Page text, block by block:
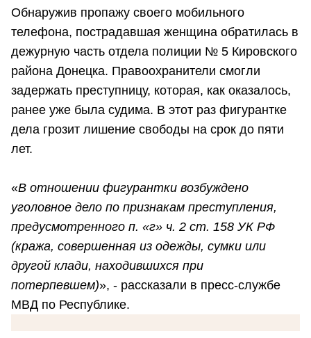
Обнаружив пропажу своего мобильного
телефона, пострадавшая женщина обратилась в
дежурную часть отдела полиции № 5 Кировского
района Донецка. Правоохранители смогли
задержать преступницу, которая, как оказалось,
ранее уже была судима. В этот раз фигурантке
дела грозит лишение свободы на срок до пяти
лет.
«В отношении фигурантки возбуждено
уголовное дело по признакам преступления,
предусмотренного п. «г» ч. 2 ст. 158 УК РФ
(кража, совершенная из одежды, сумки или
другой клади, находившихся при
потерпевшем)», - рассказали в пресс-службе
МВД по Республике.